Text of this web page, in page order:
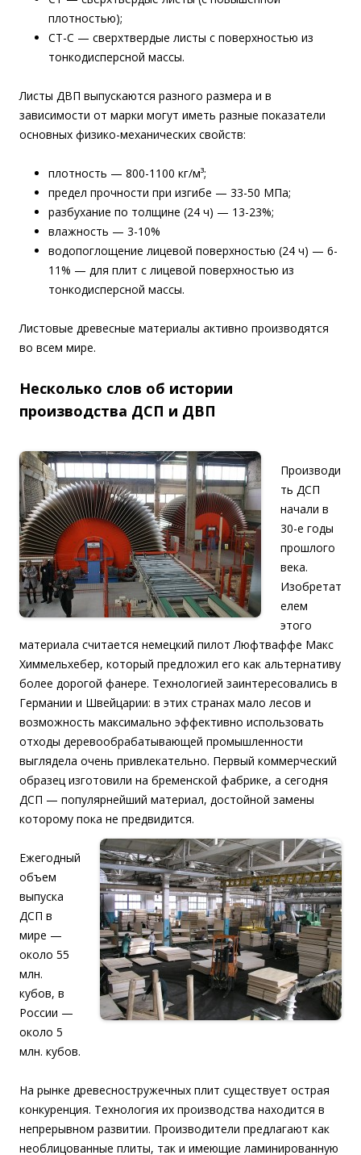
плотностью);
СТ-С — сверхтвердые листы с поверхностью из
тонкодисперсной массы.
Листы ДВП выпускаются разного размера и в
зависимости от марки могут иметь разные показатели
основных физико-механических свойств:
плотность — 800-1100 кг/м³;
предел прочности при изгибе — 33-50 МПа;
разбухание по толщине (24 ч) — 13-23%;
влажность — 3-10%
водопоглощение лицевой поверхностью (24 ч) — 6-
11% — для плит с лицевой поверхностью из
тонкодисперсной массы.
Листовые древесные материалы активно производятся
во всем мире.
Несколько слов об истории
производства ДСП и ДВП
Производи
ть ДСП
начали в
30-е годы
прошлого
века.
Изобретат
елем
этого
материала считается немецкий пилот Люфтваффе Макс
Химмельхебер, который предложил его как альтернативу
более дорогой фанере. Технологией заинтересовались в
Германии и Швейцарии: в этих странах мало лесов и
возможность максимально эффективно использовать
отходы деревообрабатывающей промышленности
выглядела очень привлекательно. Первый коммерческий
образец изготовили на бременской фабрике, а сегодня
ДСП — популярнейший материал, достойной замены
которому пока не предвидится.
Ежегодный
объем
выпуска
ДСП в
мире —
около 55
млн.
кубов, в
России —
около 5
млн. кубов.
На рынке древесностружечных плит существует острая
конкуренция. Технология их производства находится в
непрерывном развитии. Производители предлагают как
необлицованные плиты, так и имеющие ламинированную